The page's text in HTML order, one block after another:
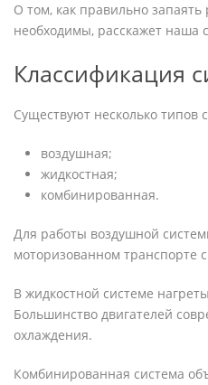
О том, как правильно
необходимы, расскажет наша
Классификация
Существуют несколько типов
воздушная;
жидкостная;
комбинированная.
Для работы воздушной
моторизованном транспорте
В жидкостной системе
Большинство двигателей
охлаждения.
Комбинированная система